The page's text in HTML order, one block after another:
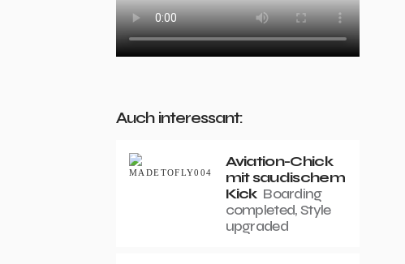
Auch interessant:
Aviation-Chick
mit saudischem
Kick Boarding
completed, Style
upgraded